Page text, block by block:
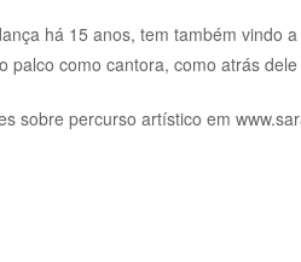
há 15 anos, tem também vindo
palco como cantora, como atrás
sobre percurso artístico em